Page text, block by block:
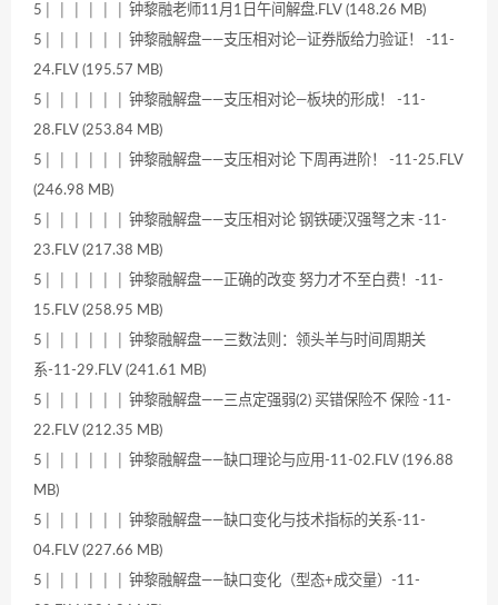
5│ │ │ │ │ │ 钟黎融老师11月1日午间解盘.FLV (148.26 MB)
5│ │ │ │ │ │ 钟黎融解盘——支压相对论—证券版给力验证！ -11-
24.FLV (195.57 MB)
5│ │ │ │ │ │ 钟黎融解盘——支压相对论—板块的形成！ -11-
28.FLV (253.84 MB)
5│ │ │ │ │ │ 钟黎融解盘——支压相对论 下周再进阶！ -11-25.FLV
(246.98 MB)
5│ │ │ │ │ │ 钟黎融解盘——支压相对论 钢铁硬汉强弩之末 -11-
23.FLV (217.38 MB)
5│ │ │ │ │ │ 钟黎融解盘——正确的改变 努力才不至白费！-11-
15.FLV (258.95 MB)
5│ │ │ │ │ │ 钟黎融解盘——三数法则：领头羊与时间周期关
系-11-29.FLV (241.61 MB)
5│ │ │ │ │ │ 钟黎融解盘——三点定强弱(2) 买错保险不 保险 -11-
22.FLV (212.35 MB)
5│ │ │ │ │ │ 钟黎融解盘——缺口理论与应用-11-02.FLV (196.88
MB)
5│ │ │ │ │ │ 钟黎融解盘——缺口变化与技术指标的关系-11-
04.FLV (227.66 MB)
5│ │ │ │ │ │ 钟黎融解盘——缺口变化（型态+成交量）-11-